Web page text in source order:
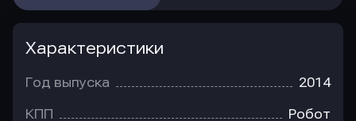
Характеристики
Год выпуска 2014
КПП Робот